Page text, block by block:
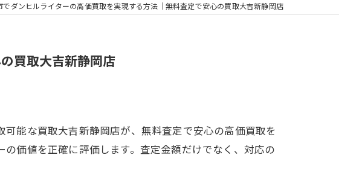
でダンヒルライターの高価買取を実現する方法｜無料査定で安心の買取大吉新静岡店
買取大吉新静岡店
能な買取大吉新静岡店が、無料査定で安心の高価買取を
価値を正確に評価します。査定金額だけでなく、対応の